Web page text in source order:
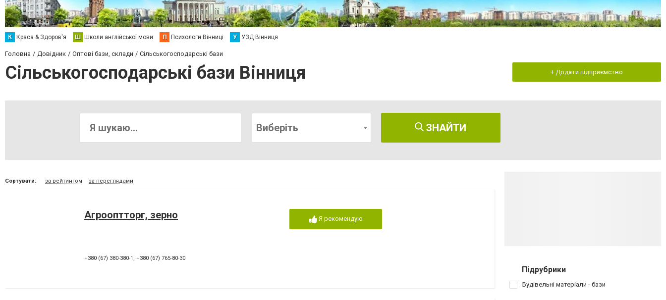
К Краса & Здоров'я Ш Школи англійської мови П Психологи Вінниці У УЗД Вінниця
Головна Довідник Оптові бази, склади Сільськогосподарські бази
Сільськогосподарські бази Вінниця + Додати підприємство
Виберіть ЗНАЙТИ
Сортувати: за рейтингом за переглядами
Агрооптторг, зерно
+380 (67) 380-380-1 , +380 (67) 765-80-30
Я рекомендую
Підрубрики
Будівельні матеріали - бази